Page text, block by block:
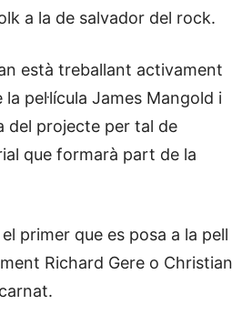
a la de salvador del rock.
està treballant activament
pel·lícula James Mangold i
del projecte per tal de
que formarà part de la
primer que es posa a la pell
Richard Gere o Christian